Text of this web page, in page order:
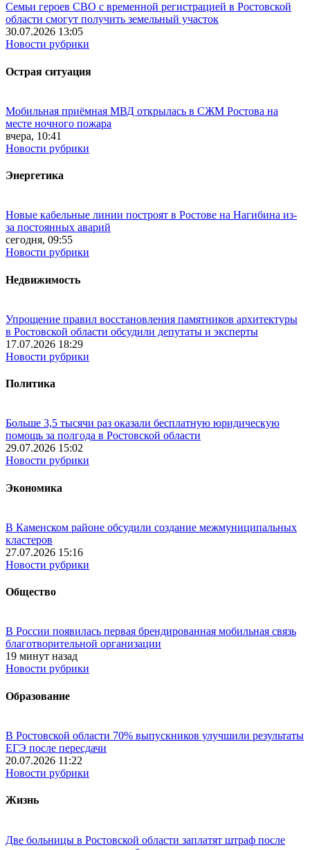
Семьи героев СВО с временной регистрацией в Ростовской
области смогут получить земельный участок
30.07.2026 13:05
Новости рубрики
Острая ситуация
Мобильная приёмная МВД открылась в СЖМ Ростова на
месте ночного пожара
вчера, 10:41
Новости рубрики
Энергетика
Новые кабельные линии построят в Ростове на Нагибина из-
за постоянных аварий
сегодня, 09:55
Новости рубрики
Недвижимость
Упрощение правил восстановления памятников архитектуры
в Ростовской области обсудили депутаты и эксперты
17.07.2026 18:29
Новости рубрики
Политика
Больше 3,5 тысячи раз оказали бесплатную юридическую
помощь за полгода в Ростовской области
29.07.2026 15:02
Новости рубрики
Экономика
В Каменском районе обсудили создание межмуниципальных
кластеров
27.07.2026 15:16
Новости рубрики
Общество
В России появилась первая брендированная мобильная связь
благотворительной организации
19 минут назад
Новости рубрики
Образование
В Ростовской области 70% выпускников улучшили результаты
ЕГЭ после пересдачи
20.07.2026 11:22
Новости рубрики
Жизнь
Две больницы в Ростовской области заплатят штраф после